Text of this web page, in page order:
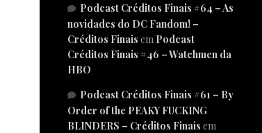
Podcast Créditos Finais #64 – As
novidades do DC Fandom! –
Créditos Finais em Podcast
Créditos Finais #46 – Watchmen da
HBO
Podcast Créditos Finais #61 – By
Order of the PEAKY FUCKING
BLINDERS – Créditos Finais em